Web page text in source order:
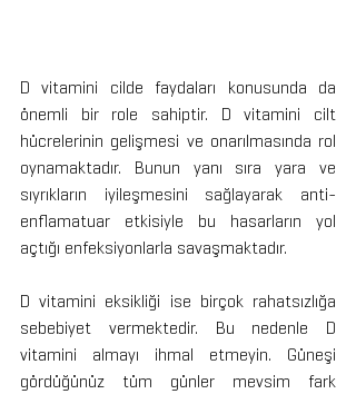
D vitamini cilde faydaları konusunda da
önemli bir role sahiptir. D vitamini cilt
hücrelerinin gelişmesi ve onarılmasında rol
oynamaktadır. Bunun yanı sıra yara ve
sıyrıkların iyileşmesini sağlayarak anti-
enflamatuar etkisiyle bu hasarların yol
açtığı enfeksiyonlarla savaşmaktadır.
D vitamini eksikliği ise birçok rahatsızlığa
sebebiyet vermektedir. Bu nedenle D
vitamini almayı ihmal etmeyin. Güneşi
gördüğünüz tüm günler mevsim fark